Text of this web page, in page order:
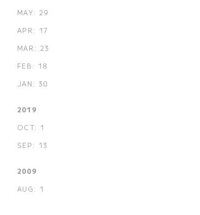
MAY: 29
APR: 17
MAR: 23
FEB: 18
JAN: 30
2019
OCT: 1
SEP: 13
2009
AUG: 1